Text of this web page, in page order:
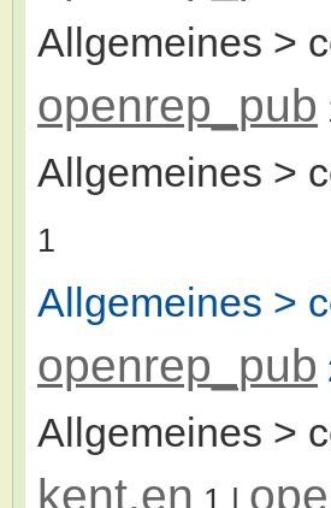
Allgemeines >
openrep_pub
Allgemeines >
1
Allgemeines >
openrep_pub
Allgemeines >
kent.en 1 |